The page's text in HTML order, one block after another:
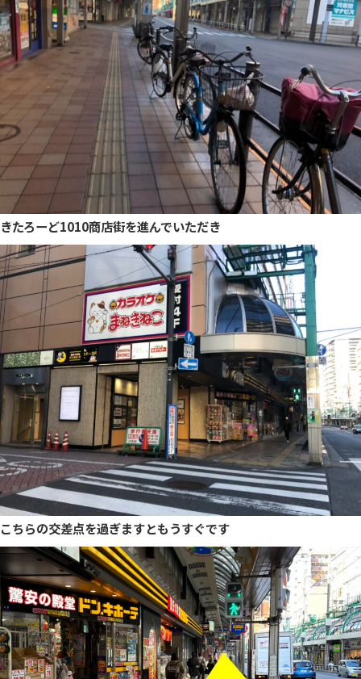
きたろーど1010商店街を進んでいただき
こちらの交差点を過ぎますともうすぐです